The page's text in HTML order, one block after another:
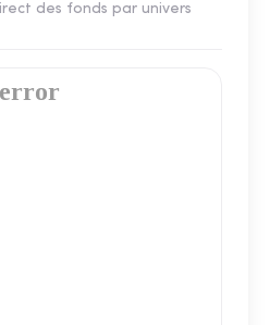
des fonds par univers